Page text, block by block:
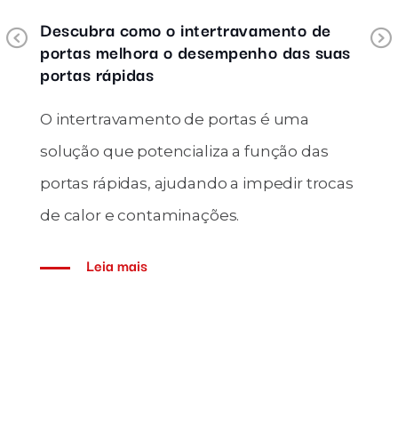
Previous
Descubra como o intertravamento de
portas melhora o desempenho das suas
portas rápidas
O intertravamento de portas é uma
solução que potencializa a função das
portas rápidas, ajudando a impedir trocas
de calor e contaminações.
Leia mais